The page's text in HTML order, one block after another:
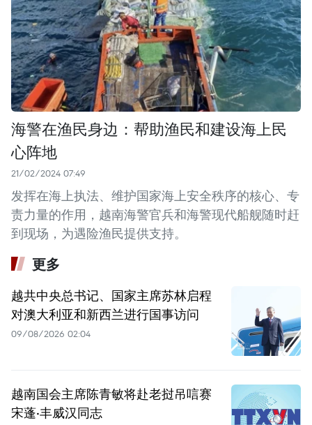
海警在渔民身边：帮助渔民和建设海上民
心阵地
21/02/2024 07:49
发挥在海上执法、维护国家海上安全秩序的核心、专
责力量的作用，越南海警官兵和海警现代船舰随时赶
到现场，为遇险渔民提供支持。
更多
越共中央总书记、国家主席苏林启程
对澳大利亚和新西兰进行国事访问
09/08/2026 02:04
越南国会主席陈青敏将赴老挝吊唁赛
宋蓬·丰威汉同志